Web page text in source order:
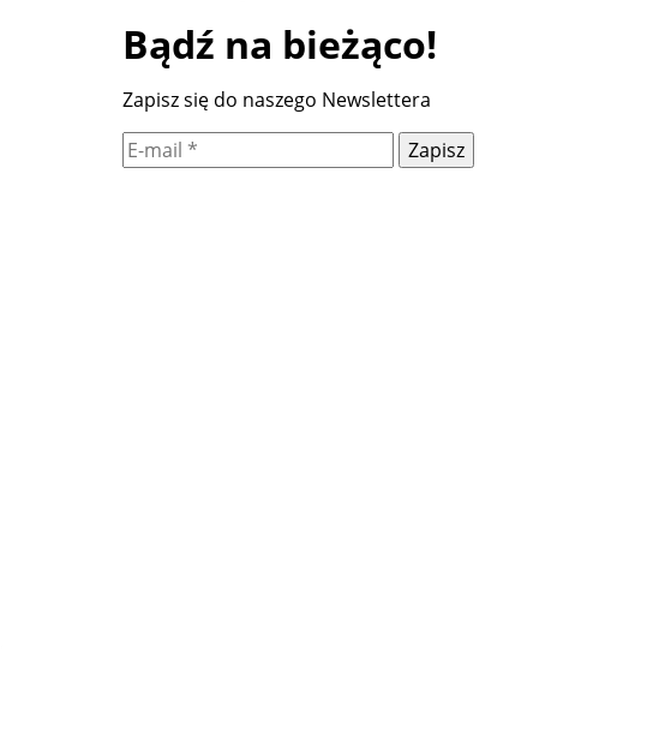
Bądź na bieżąco!
Zapisz się do naszego Newslettera